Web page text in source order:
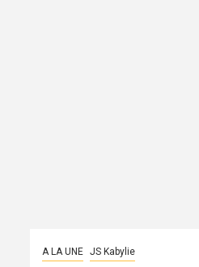
A LA UNE JS Kabylie